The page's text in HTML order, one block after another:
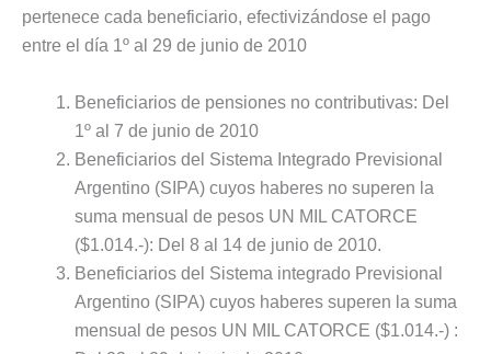
pertenece cada beneficiario, efectivizándose el pago
entre el día 1º al 29 de junio de 2010
Beneficiarios de pensiones no contributivas: Del
1º al 7 de junio de 2010
Beneficiarios del Sistema Integrado Previsional
Argentino (SIPA) cuyos haberes no superen la
suma mensual de pesos UN MIL CATORCE
($1.014.-): Del 8 al 14 de junio de 2010.
Beneficiarios del Sistema integrado Previsional
Argentino (SIPA) cuyos haberes superen la suma
mensual de pesos UN MIL CATORCE ($1.014.-) :